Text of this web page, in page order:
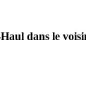
dans le